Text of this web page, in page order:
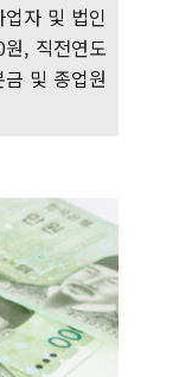
자 및 법인
, 직전연도
및 종업원